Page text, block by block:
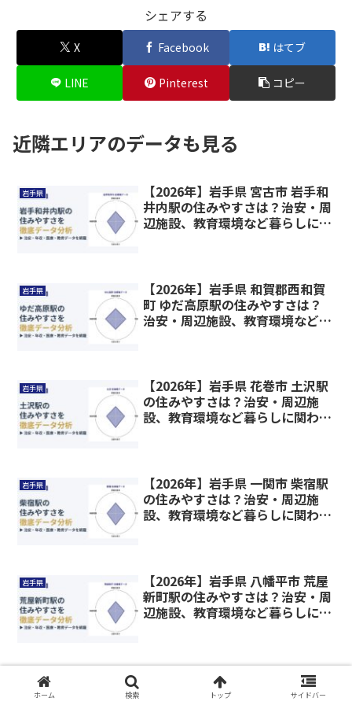
シェアする
X Facebook はてブ
LINE Pinterest コピー
近隣エリアのデータも見る
岩手県
【2026年】岩手県 宮古市 岩手和
井内駅の住みやすさは？治安・周
辺施設、教育環境など暮らしに関
岩手県
【2026年】岩手県 和賀郡西和賀
町 ゆだ高原駅の住みやすさは？
治安・周辺施設、教育環境など暮
岩手県
【2026年】岩手県 花巻市 土沢駅
の住みやすさは？治安・周辺施
設、教育環境など暮らしに関わる
岩手県
【2026年】岩手県 一関市 柴宿駅
の住みやすさは？治安・周辺施
設、教育環境など暮らしに関わる
岩手県
【2026年】岩手県 八幡平市 荒屋
新町駅の住みやすさは？治安・周
辺施設、教育環境など暮らしに関
岩手県
【2026年】岩手県 花巻市 花巻駅
の住みやすさは？治安・周辺施
ホーム 検索 トップ サイドバー